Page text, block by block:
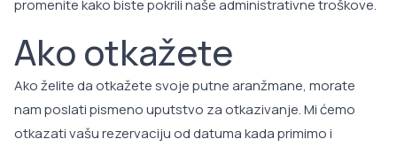
promenite kako biste pokrili naše administrativne troškove.
Ako otkažete
Ako želite da otkažete svoje putne aranžmane, morate
nam poslati pismeno uputstvo za otkazivanje. Mi ćemo
otkazati vašu rezervaciju od datuma kada primimo i